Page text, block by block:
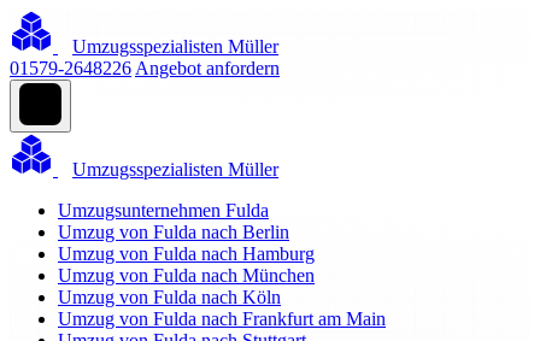
Umzugsspezialisten Müller
01579-2648226 Angebot anfordern
Umzugsspezialisten Müller
Umzugsunternehmen Fulda
Umzug von Fulda nach Berlin
Umzug von Fulda nach Hamburg
Umzug von Fulda nach München
Umzug von Fulda nach Köln
Umzug von Fulda nach Frankfurt am Main